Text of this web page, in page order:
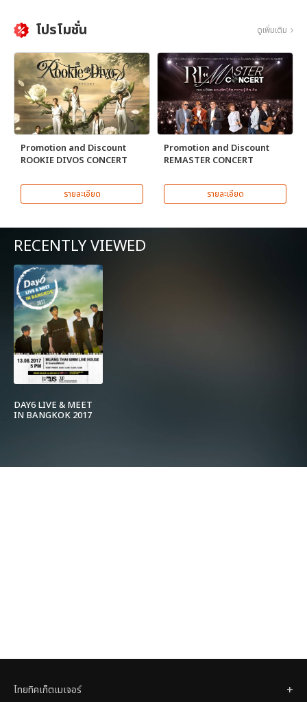
โปรโมชั่น ดูเพิ่มเติม
Promotion and Discount
ROOKIE DIVOS CONCERT
รายละเอียด
Promotion and Discount
REMASTER CONCERT
รายละเอียด
RECENTLY VIEWED
DAY6 LIVE & MEET
IN BANGKOK 2017
ไทยทิคเก็ตเมเจอร์